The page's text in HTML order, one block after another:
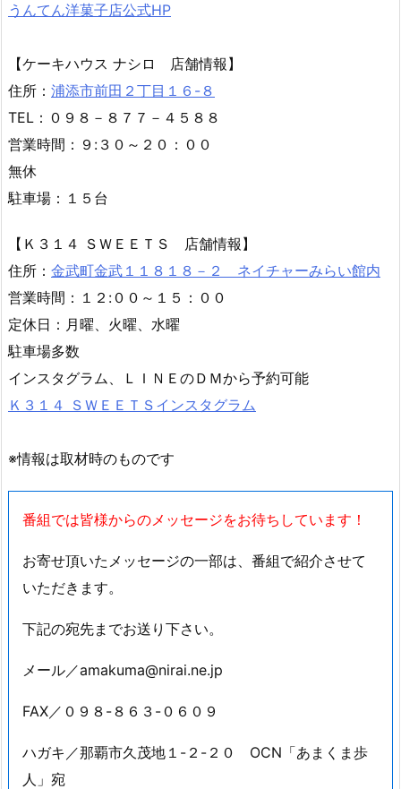
うんてん洋菓子店公式HP
【ケーキハウス ナシロ 店舗情報】
住所： 浦添市前田２丁目１６-８
TEL：０９８－８７７－４５８８
営業時間：９:３０～２０：００
無休
駐車場：１５台
【Ｋ３１４ ＳＷＥＥＴＳ 店舗情報】
住所： 金武町金武１１８１８－２ ネイチャーみらい館内
営業時間：１２:００～１５：００
定休日：月曜、火曜、水曜
駐車場多数
インスタグラム、ＬＩＮＥのＤＭから予約可能
Ｋ３１４ ＳＷＥＥＴＳインスタグラム
※情報は取材時のものです
番組では皆様からのメッセージをお待ちしています！
お寄せ頂いたメッセージの一部は、番組で紹介させて
いただきます。
下記の宛先までお送り下さい。
メール／amakuma@nirai.ne.jp
FAX／０９８-８６３-０６０９
ハガキ／那覇市久茂地１-２-２０ OCN「あまくま歩
人」宛